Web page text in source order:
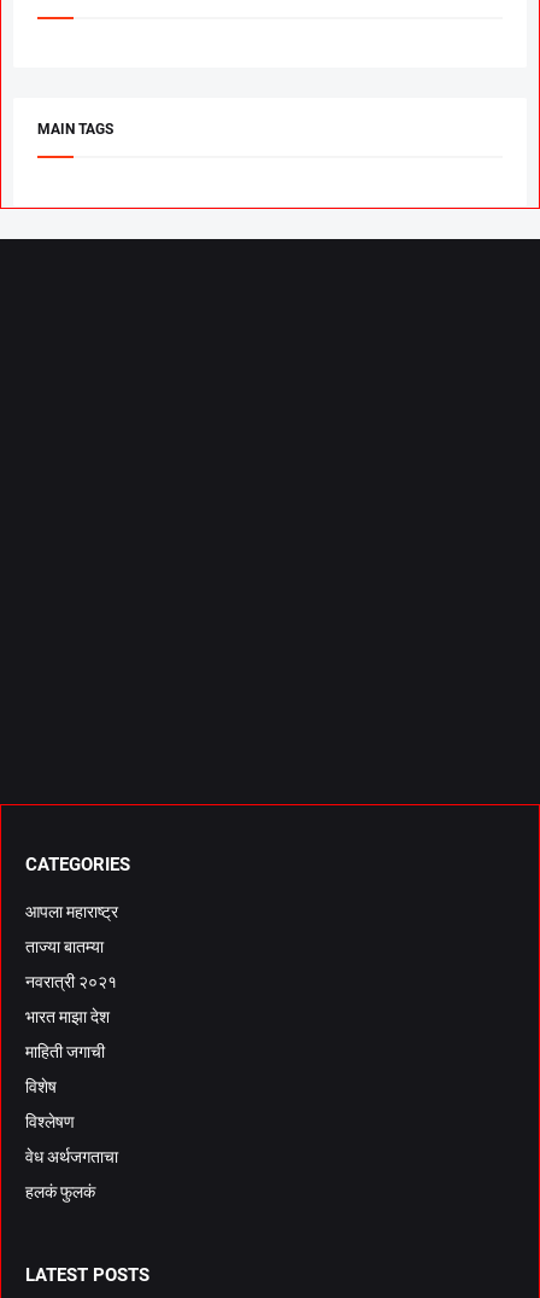
MAIN TAGS
CATEGORIES
आपला महाराष्ट्र
ताज्या बातम्या
नवरात्री २०२१
भारत माझा देश
माहिती जगाची
विशेष
विश्लेषण
वेध अर्थजगताचा
हलकं फुलकं
LATEST POSTS